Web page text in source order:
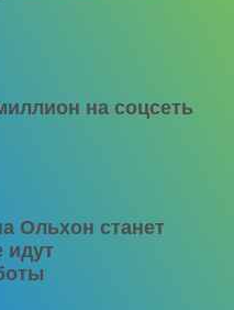
на соцсеть
Ольхон станет
идут